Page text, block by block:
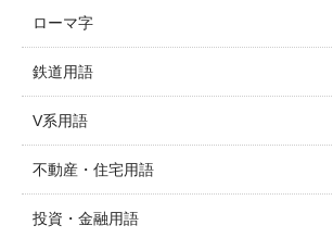
ローマ字
鉄道用語
V系用語
不動産・住宅用語
投資・金融用語